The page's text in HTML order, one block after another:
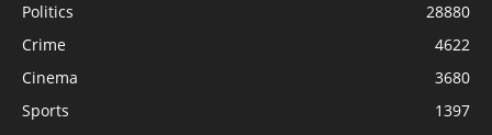
Politics
28880
Crime
4622
Cinema
3680
Sports
1397